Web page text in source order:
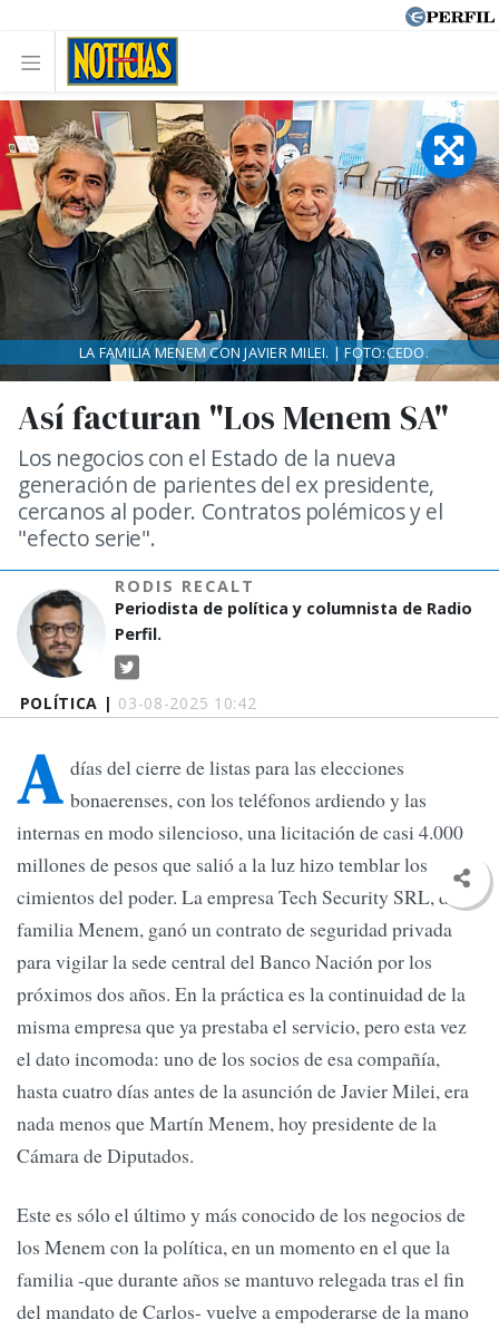
POLÍTICA | 03-08-2025 10:42
Así facturan "Los Menem SA"
Los negocios con el Estado de la nueva
generación de parientes del ex presidente,
cercanos al poder. Contratos polémicos y el
"efecto serie".
RODIS RECALT
Periodista de política y columnista de Radio
Perfil.
LA FAMILIA MENEM CON JAVIER MILEI. | FOTO:CEDO.
A días del cierre de listas para las elecciones
bonaerenses, con los teléfonos ardiendo y las
internas en modo silencioso, una licitación de casi 4.000
millones de pesos que salió a la luz hizo temblar los
cimientos del poder. La empresa Tech Security SRL, de la
familia Menem, ganó un contrato de seguridad privada
para vigilar la sede central del Banco Nación por los
próximos dos años. En la práctica es la continuidad de la
misma empresa que ya prestaba el servicio, pero esta vez
el dato incomoda: uno de los socios de esa compañía,
hasta cuatro días antes de la asunción de Javier Milei, era
nada menos que Martín Menem, hoy presidente de la
Cámara de Diputados.
Este es sólo el último y más conocido de los negocios de
los Menem con la política, en un momento en el que la
familia -que durante años se mantuvo relegada tras el fin
del mandato de Carlos- vuelve a empoderarse de la mano